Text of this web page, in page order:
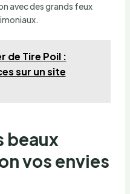
avec des grands feux
de Tire Poil :
sur un site
beaux
vos envies